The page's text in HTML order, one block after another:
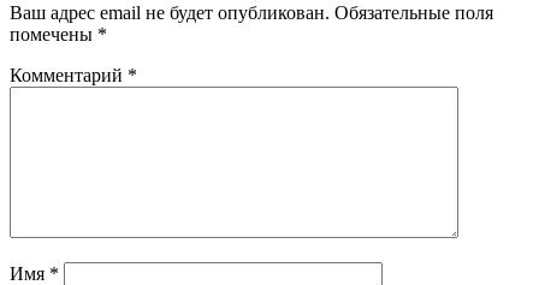
Ваш адрес email не будет опубликован. Обязательные поля
помечены *
Комментарий *
Имя *